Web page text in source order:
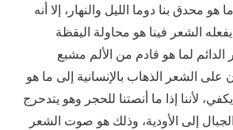
محدق بنا دوما الليل والنهار، إلا أنه
الشعر فينا هو محاولة اليقظة
الدائم لما هو قادم من الألم مشبع
الشعر الذهاب بالإنسانية إلى ما هو
لأننا إذا ما أنصتنا للحجر وهو يتدحرج
إلى الأودية، وذلك هو صوت الشعر